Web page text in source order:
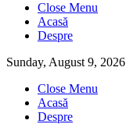
Close Menu
Acasă
Despre
Sunday, August 9, 2026
Close Menu
Acasă
Despre